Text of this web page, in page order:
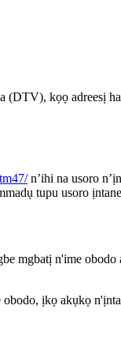
kọọ adreesị
n’ihi na usoro
tupu usoro
mgbatị n'ime
ịkọ akụkọ